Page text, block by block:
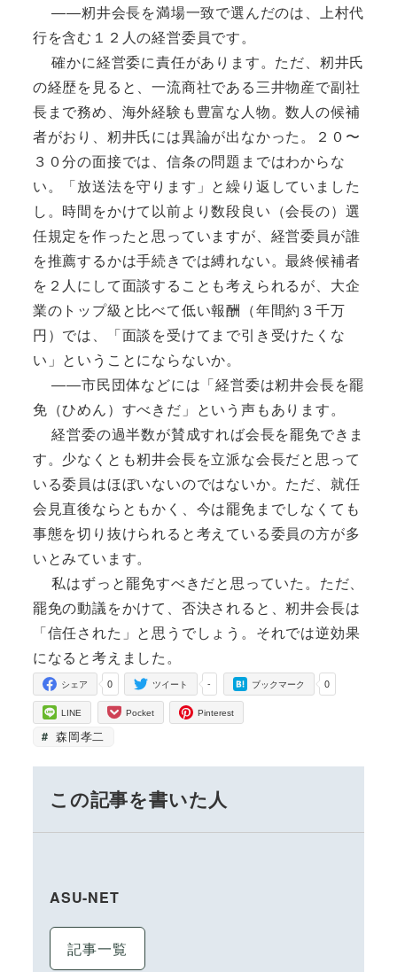
――籾井会長を満場一致で選んだのは、上村代
行を含む１２人の経営委員です。
確かに経営委に責任があります。ただ、籾井氏
の経歴を見ると、一流商社である三井物産で副社
長まで務め、海外経験も豊富な人物。数人の候補
者がおり、籾井氏には異論が出なかった。２０〜
３０分の面接では、信条の問題まではわからな
い。「放送法を守ります」と繰り返していました
し。時間をかけて以前より数段良い（会長の）選
任規定を作ったと思っていますが、経営委員が誰
を推薦するかは手続きでは縛れない。最終候補者
を２人にして面談することも考えられるが、大企
業のトップ級と比べて低い報酬（年間約３千万
円）では、「面談を受けてまで引き受けたくな
い」ということにならないか。
――市民団体などには「経営委は籾井会長を罷
免（ひめん）すべきだ」という声もあります。
経営委の過半数が賛成すれば会長を罷免できま
す。少なくとも籾井会長を立派な会長だと思って
いる委員はほぼいないのではないか。ただ、就任
会見直後ならともかく、今は罷免までしなくても
事態を切り抜けられると考えている委員の方が多
いとみています。
私はずっと罷免すべきだと思っていた。ただ、
罷免の動議をかけて、否決されると、籾井会長は
「信任された」と思うでしょう。それでは逆効果
になると考えました。
0
シェア -
ツイート 0
ブックマーク
LINE Pocket Pinterest
森岡孝二
この記事を書いた人
ASU-NET
記事一覧